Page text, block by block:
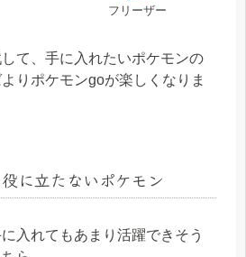
フリーザー
て、手に入れたいポケモンの
りポケモンgoが楽しくなりま
に立たないポケモン
入れてもあまり活躍できそう